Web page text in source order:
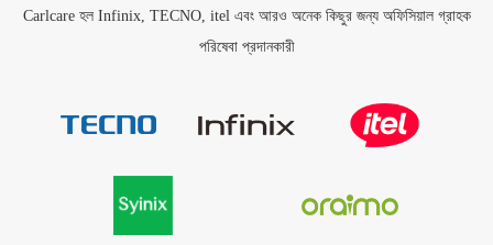
Carlcare হল Infinix, TECNO, itel এবং আরও অনেক কিছুর জন্য অফিসিয়াল গ্রাহক
পরিষেবা প্রদানকারী